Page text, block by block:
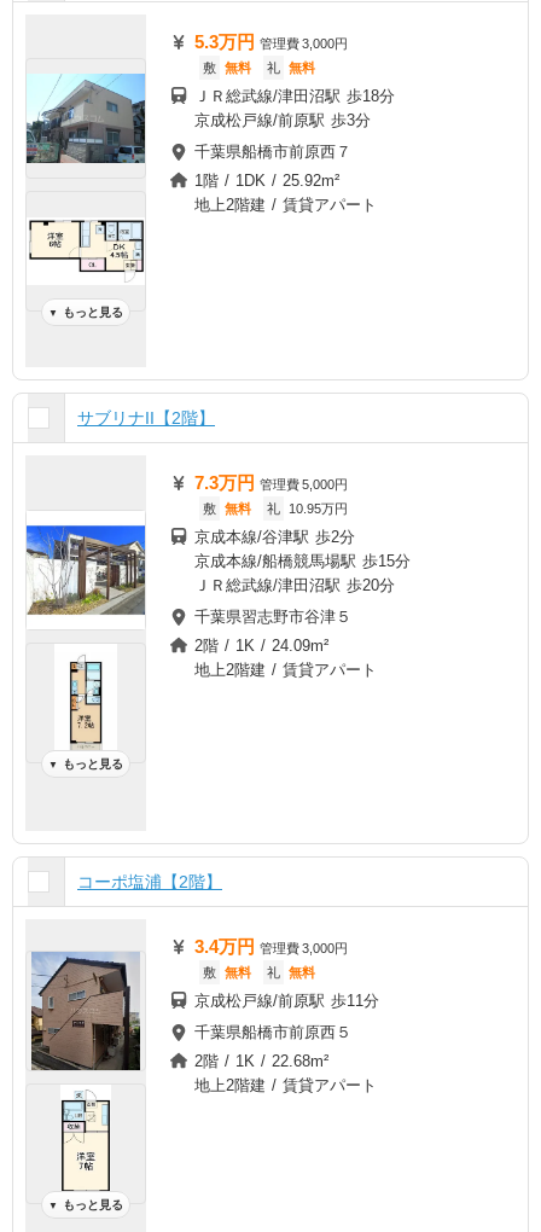
▼ もっと見る
5.3万円 管理費3,000円
敷 無料 礼 無料
ＪＲ総武線/津田沼駅 歩18分
京成松戸線/前原駅 歩3分
千葉県船橋市前原西７
1階 / 1DK / 25.92m²
地上2階建 / 賃貸アパート
サブリナII【2階】
▼ もっと見る
7.3万円 管理費5,000円
敷 無料 礼 10.95万円
京成本線/谷津駅 歩2分
京成本線/船橋競馬場駅 歩15分
ＪＲ総武線/津田沼駅 歩20分
千葉県習志野市谷津５
2階 / 1K / 24.09m²
地上2階建 / 賃貸アパート
コーポ塩浦【2階】
▼ もっと見る
3.4万円 管理費3,000円
敷 無料 礼 無料
京成松戸線/前原駅 歩11分
千葉県船橋市前原西５
2階 / 1K / 22.68m²
地上2階建 / 賃貸アパート